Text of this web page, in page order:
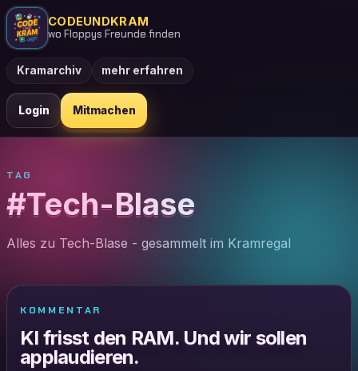
CODEUNDKRAM
wo Floppys Freunde finden
Kramarchiv mehr erfahren
Login Mitmachen
TAG
#Tech-Blase
Alles zu Tech-Blase - gesammelt im Kramregal
KOMMENTAR
KI frisst den RAM. Und wir sollen
applaudieren.